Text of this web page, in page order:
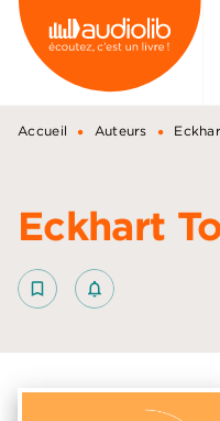
MENU
PIED DE PAGE
Accueil • Auteurs •
Eckhart
bookmark_border